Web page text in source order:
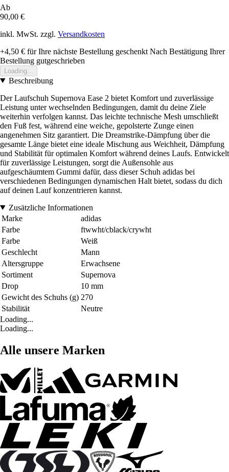
Ab
90,00 €
inkl. MwSt. zzgl. Versandkosten
+4,50 € für Ihre nächste Bestellung geschenkt Nach Bestätigung Ihrer
Bestellung gutgeschrieben
Loading...
Beschreibung
Der Laufschuh Supernova Ease 2 bietet Komfort und zuverlässige
Leistung unter wechselnden Bedingungen, damit du deine Ziele
weiterhin verfolgen kannst. Das leichte technische Mesh umschließt
den Fuß fest, während eine weiche, gepolsterte Zunge einen
angenehmen Sitz garantiert. Die Dreamstrike-Dämpfung über die
gesamte Länge bietet eine ideale Mischung aus Weichheit, Dämpfung
und Stabilität für optimalen Komfort während deines Laufs. Entwickelt
für zuverlässige Leistungen, sorgt die Außensohle aus
aufgeschäumtem Gummi dafür, dass dieser Schuh adidas bei
verschiedenen Bedingungen dynamischen Halt bietet, sodass du dich
auf deinen Lauf konzentrieren kannst.
Zusätzliche Informationen
Marke
adidas
Farbe
ftwwht/cblack/crywht
Farbe
Weiß
Geschlecht
Mann
Altersgruppe
Erwachsene
Sortiment
Supernova
Drop
10 mm
Gewicht des Schuhs (g) 270
Stabilität
Neutre
Loading...
Loading...
Alle unsere Marken